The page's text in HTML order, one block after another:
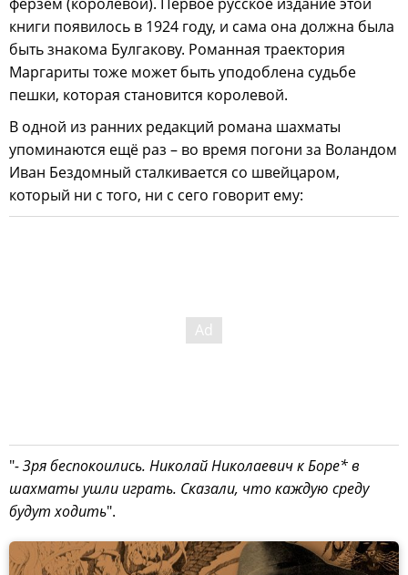
книги появилось в 1924 году, и сама она должна была
быть знакома Булгакову. Романная траектория
Маргариты тоже может быть уподоблена судьбе
пешки, которая становится королевой.
В одной из ранних редакций романа шахматы
упоминаются ещё раз – во время погони за Воландом
Иван Бездомный сталкивается со швейцаром,
который ни с того, ни с сего говорит ему:
"- Зря беспокоились. Николай Николаевич к Боре* в
шахматы ушли играть. Сказали, что каждую среду
будут ходить".